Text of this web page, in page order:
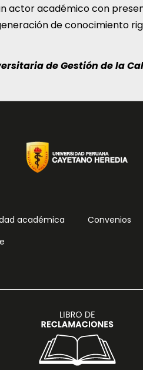
actor académico con
de conocimiento
de Gestión de la
académica Convenios